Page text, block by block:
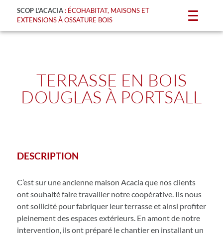
SCOP L’ACACIA: ÉCOHABITAT, MAISONS ET
EXTENSIONS À OSSATURE BOIS
TERRASSE EN BOIS
DOUGLAS À PORTSALL
DESCRIPTION
C’est sur une ancienne maison Acacia que nos clients
ont souhaité faire travailler notre coopérative. Ils nous
ont sollicité pour fabriquer leur terrasse et ainsi profiter
pleinement des espaces extérieurs. En amont de notre
intervention, ils ont préparé le chantier en installant un